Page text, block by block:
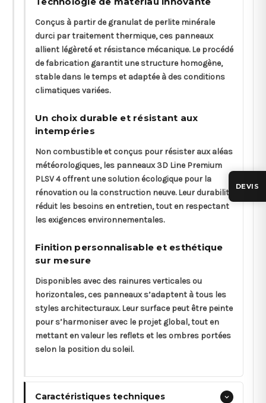
Conçus à partir de granulat de perlite minérale
durci par traitement thermique, ces panneaux
allient légèreté et résistance mécanique. Le procédé
de fabrication garantit une structure homogène,
stable dans le temps et adaptée à des conditions
climatiques variées.
Un choix durable et résistant aux
intempéries
Non combustible et conçus pour résister aux aléas
météorologiques, les panneaux 3D Line Premium
PLSV 4 offrent une solution écologique pour la
rénovation ou la construction neuve. Leur durabilité
réduit les besoins en entretien, tout en respectant
les exigences environnementales.
Finition personnalisable et esthétique
sur mesure
Disponibles avec des rainures verticales ou
horizontales, ces panneaux s’adaptent à tous les
styles architecturaux. Leur surface peut être peinte
pour s’harmoniser avec le projet global, tout en
mettant en valeur les reflets et les ombres portées
selon la position du soleil.
Caractéristiques techniques
DEVIS